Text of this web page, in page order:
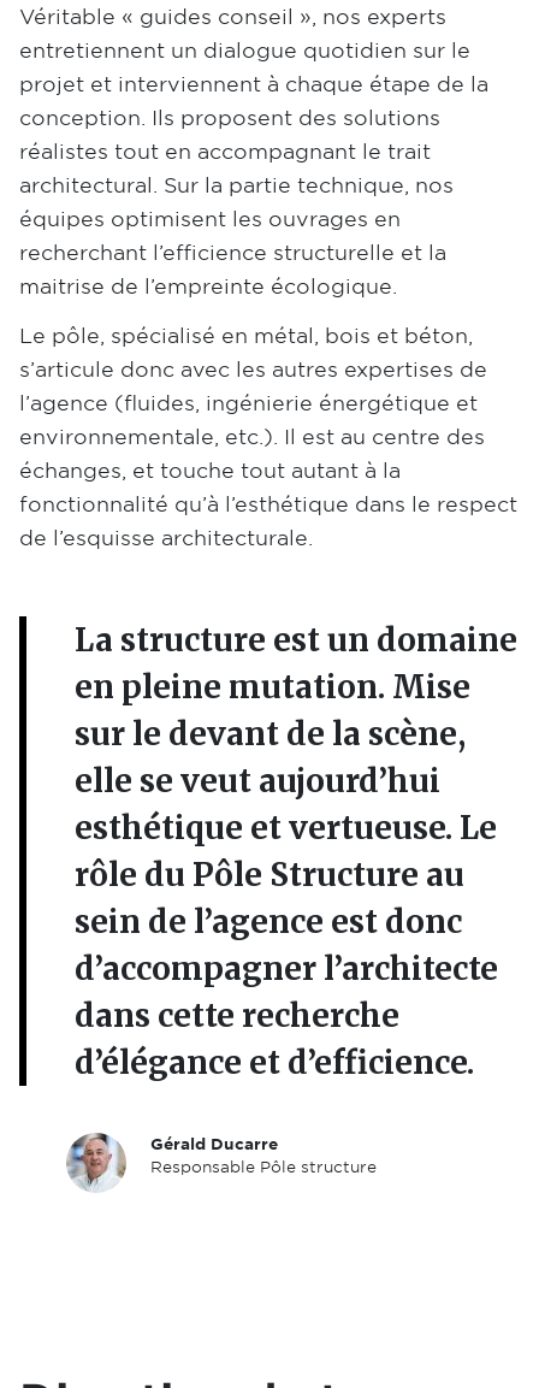
Véritable « guides conseil », nos experts
entretiennent un dialogue quotidien sur le
projet et interviennent à chaque étape de la
conception. Ils proposent des solutions
réalistes tout en accompagnant le trait
architectural. Sur la partie technique, nos
équipes optimisent les ouvrages en
recherchant l’efficience structurelle et la
maitrise de l’empreinte écologique.
Le pôle, spécialisé en métal, bois et béton,
s’articule donc avec les autres expertises de
l’agence (fluides, ingénierie énergétique et
environnementale, etc.). Il est au centre des
échanges, et touche tout autant à la
fonctionnalité qu’à l’esthétique dans le respect
de l’esquisse architecturale.
La structure est un domaine
en pleine mutation. Mise
sur le devant de la scène,
elle se veut aujourd’hui
esthétique et vertueuse. Le
rôle du Pôle Structure au
sein de l’agence est donc
d’accompagner l’architecte
dans cette recherche
d’élégance et d’efficience.
Gérald Ducarre
Responsable Pôle structure